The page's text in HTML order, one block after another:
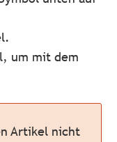
um mit dem
Artikel nicht